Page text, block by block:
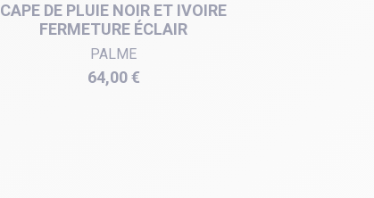
CAPE DE PLUIE NOIR ET IVOIRE
FERMETURE ÉCLAIR
PALME
Prix
64,00 €